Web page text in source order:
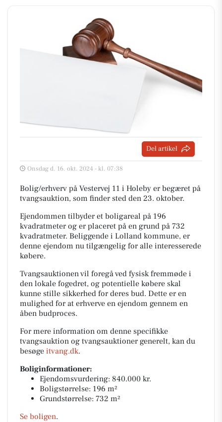
Del artikel
Onsdag d. 16. okt. 2024 - kl. 07:38
Bolig/erhverv på Vestervej 11 i Holeby er begæret på
tvangsauktion, som finder sted den 23. oktober.
Ejendommen tilbyder et boligareal på 196
kvadratmeter og er placeret på en grund på 732
kvadratmeter. Beliggende i Lolland kommune, er
denne ejendom nu tilgængelig for alle interesserede
købere.
Tvangsauktionen vil foregå ved fysisk fremmøde i
den lokale fogedret, og potentielle købere skal
kunne stille sikkerhed for deres bud. Dette er en
mulighed for at erhverve en ejendom gennem en
åben budproces.
For mere information om denne specifikke
tvangsauktion og tvangsauktioner generelt, kan du
besøge itvang.dk.
Boliginformationer:
Ejendomsvurdering: 840.000 kr.
Boligstørrelse: 196 m²
Grundstørrelse: 732 m²
Se boligen.